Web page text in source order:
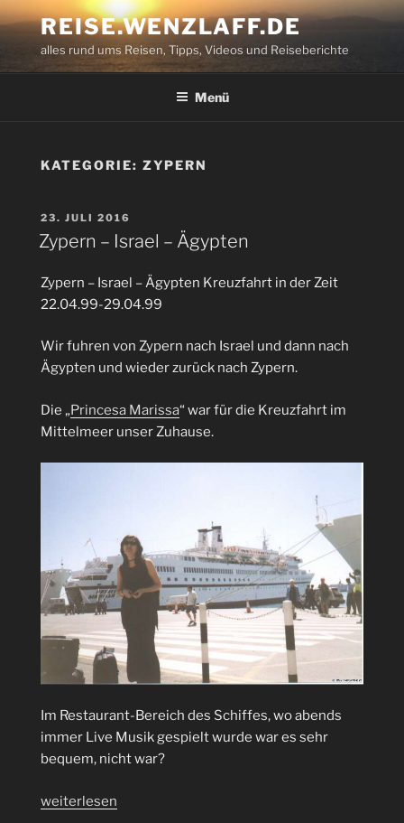
Zum
Inhalt
springen
REISE.WENZLAFF.DE
alles rund ums Reisen, Tipps, Videos und Reiseberichte
Menü
KATEGORIE: ZYPERN
VERÖFFENTLICHT
AM
23. JULI 2016
Zypern – Israel – Ägypten
Zypern – Israel – Ägypten Kreuzfahrt in der Zeit
22.04.99-29.04.99
Wir fuhren von Zypern nach Israel und dann nach
Ägypten und wieder zurück nach Zypern.
Die „Princesa Marissa“ war für die Kreuzfahrt im
Mittelmeer unser Zuhause.
Im Restaurant-Bereich des Schiffes, wo abends
immer Live Musik gespielt wurde war es sehr
bequem, nicht war?
„Zypern
weiterlesen